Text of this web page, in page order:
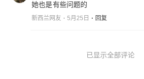
她也是有些问题的
新西兰网友 5月25日 回复
已显示全部评论